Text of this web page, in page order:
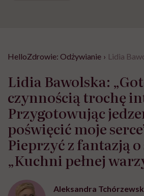
HelloZdrowie: Odżywianie › Lidia
Lidia Bawolska:
czynnością trochę
Przygotowując
poświęcić moje
Pieprzyć z fantazją o
„Kuchni pełnej
Aleksandra